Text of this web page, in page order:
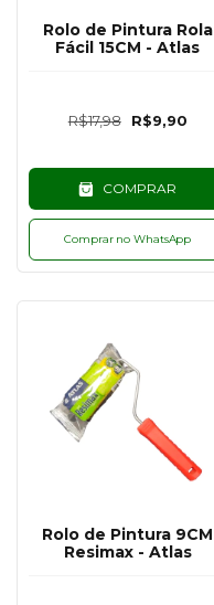
Rolo de Pintura Rola
Fácil 15CM - Atlas
R$17,98 R$9,90
COMPRAR
Comprar no WhatsApp
Rolo de Pintura 9CM
Resimax - Atlas